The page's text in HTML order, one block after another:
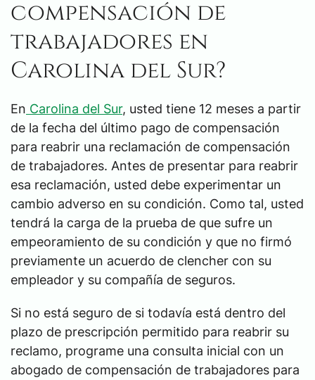
compensación de
trabajadores en
Carolina del Sur?
En Carolina del Sur, usted tiene 12 meses a partir
de la fecha del último pago de compensación
para reabrir una reclamación de compensación
de trabajadores. Antes de presentar para reabrir
esa reclamación, usted debe experimentar un
cambio adverso en su condición. Como tal, usted
tendrá la carga de la prueba de que sufre un
empeoramiento de su condición y que no firmó
previamente un acuerdo de clencher con su
empleador y su compañía de seguros.
Si no está seguro de si todavía está dentro del
plazo de prescripción permitido para reabrir su
reclamo, programe una consulta inicial con un
abogado de compensación de trabajadores para